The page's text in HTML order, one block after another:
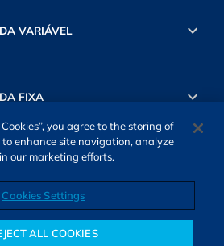
VARIÁVEL
FIXA
Cookies Settings
you agree to the storing of
to enhance site navigation, analyze
our marketing efforts.
Cookies Settings
ALL COOKIES